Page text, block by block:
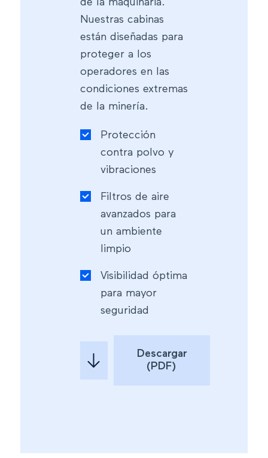
de la maquinaria.
Nuestras cabinas
están diseñadas para
proteger a los
operadores en las
condiciones extremas
de la minería.
Protección
contra polvo y
vibraciones
Filtros de aire
avanzados para
un ambiente
limpio
Visibilidad óptima
para mayor
seguridad
Descargar
(PDF)